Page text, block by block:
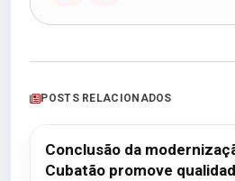
POSTS RELACIONADOS
Conclusão da
Cubatão promove